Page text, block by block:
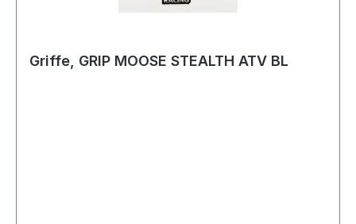
Griffe, GRIP MOOSE STEALTH ATV BL